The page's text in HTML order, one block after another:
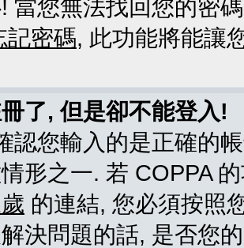
當您無法找回您的密
記密碼, 此功能將能讓
了, 但是卻不能登入!
認您輸入的是正確的
形之一. 若 COPPA
的連結, 您必須按照
決問題的話, 是否您